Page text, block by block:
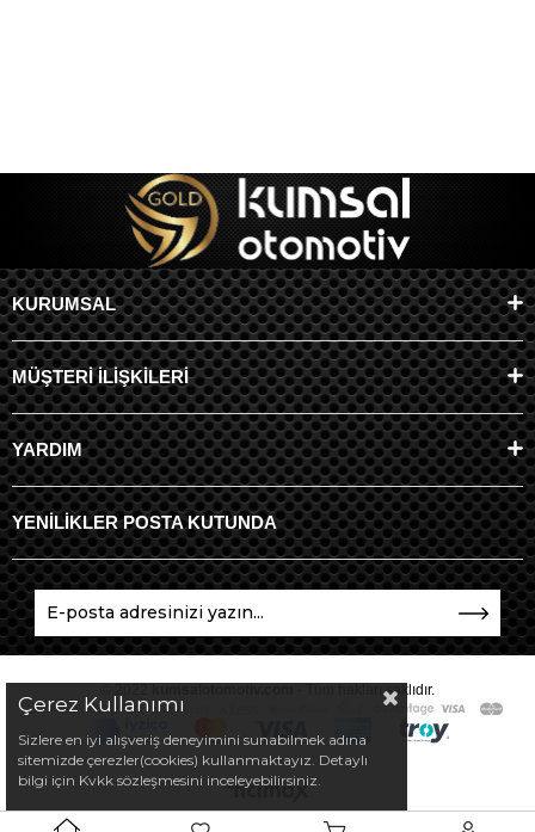
KURUMSAL
MÜŞTERİ İLİŞKİLERİ
YARDIM
YENİLİKLER POSTA KUTUNDA
- Tüm hakları saklıdır.
Çerez Kullanımı
Sizlere en iyi alışveriş deneyimini sunabilmek adına
sitemizde çerezler(cookies) kullanmaktayız. Detaylı
bilgi için Kvkk sözleşmesini inceleyebilirsiniz.